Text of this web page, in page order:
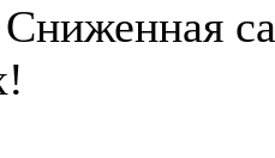
Сниженная